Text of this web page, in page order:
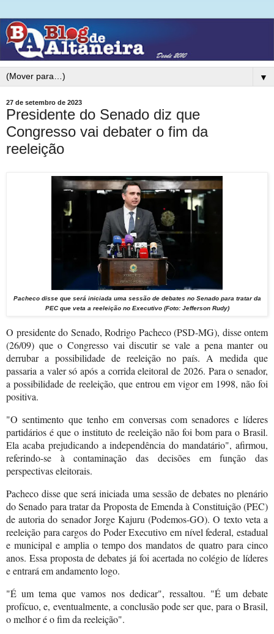
▼
27 de setembro de 2023
Presidente do Senado diz que
Congresso vai debater o fim da
reeleição
Pacheco disse que será iniciada uma sessão de debates no Senado para tratar da
PEC que veta a reeleição no Executivo (Foto: Jefferson Rudy)
O presidente do Senado, Rodrigo Pacheco (PSD-MG), disse ontem
(26/09) que o Congresso vai discutir se vale a pena manter ou
derrubar a possibilidade de reeleição no país. A medida que
passaria a valer só após a corrida eleitoral de 2026. Para o senador,
a possibilidade de reeleição, que entrou em vigor em 1998, não foi
positiva.
"O sentimento que tenho em conversas com senadores e líderes
partidários é que o instituto de reeleição não foi bom para o Brasil.
Ela acaba prejudicando a independência do mandatário", afirmou,
referindo-se à contaminação das decisões em função das
perspectivas eleitorais.
Pacheco disse que será iniciada uma sessão de debates no plenário
do Senado para tratar da Proposta de Emenda à Constituição (PEC)
de autoria do senador Jorge Kajuru (Podemos-GO). O texto veta a
reeleição para cargos do Poder Executivo em nível federal, estadual
e municipal e amplia o tempo dos mandatos de quatro para cinco
anos. Essa proposta de debates já foi acertada no colégio de líderes
e entrará em andamento logo.
"É um tema que vamos nos dedicar", ressaltou. "É um debate
profícuo, e, eventualmente, a conclusão pode ser que, para o Brasil,
o melhor é o fim da reeleição".